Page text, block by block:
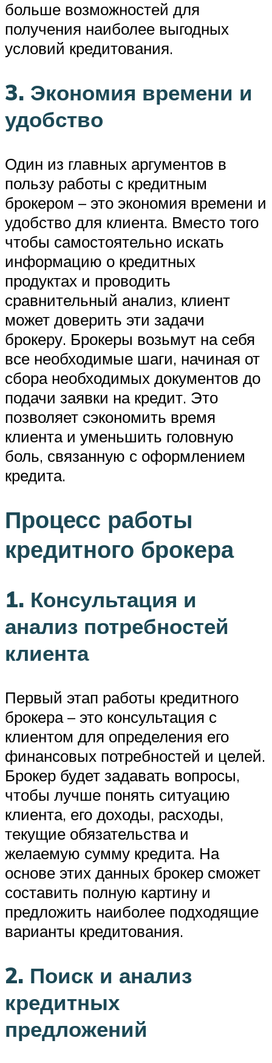
больше возможностей для
получения наиболее выгодных
условий кредитования.
3. Экономия времени и
удобство
Один из главных аргументов в
пользу работы с кредитным
брокером – это экономия времени и
удобство для клиента. Вместо того
чтобы самостоятельно искать
информацию о кредитных
продуктах и проводить
сравнительный анализ, клиент
может доверить эти задачи
брокеру. Брокеры возьмут на себя
все необходимые шаги, начиная от
сбора необходимых документов до
подачи заявки на кредит. Это
позволяет сэкономить время
клиента и уменьшить головную
боль, связанную с оформлением
кредита.
Процесс работы
кредитного брокера
1. Консультация и
анализ потребностей
клиента
Первый этап работы кредитного
брокера – это консультация с
клиентом для определения его
финансовых потребностей и целей.
Брокер будет задавать вопросы,
чтобы лучше понять ситуацию
клиента, его доходы, расходы,
текущие обязательства и
желаемую сумму кредита. На
основе этих данных брокер сможет
составить полную картину и
предложить наиболее подходящие
варианты кредитования.
2. Поиск и анализ
кредитных
предложений